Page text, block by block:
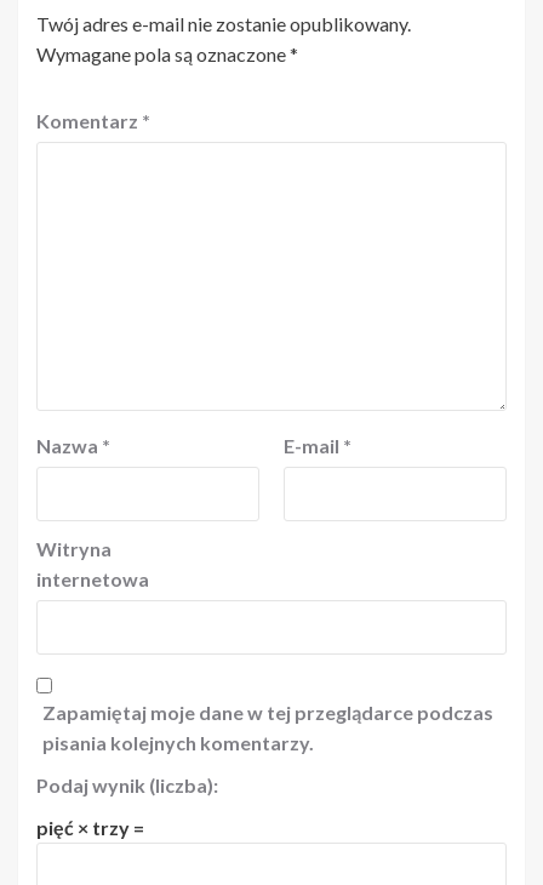
Twój adres e-mail nie zostanie opublikowany.
Wymagane pola są oznaczone*
Komentarz *
Nazwa * E-mail *
Witryna
internetowa
Zapamiętaj moje dane w tej przeglądarce podczas
pisania kolejnych komentarzy.
Podaj wynik (liczba):
pięć × trzy =